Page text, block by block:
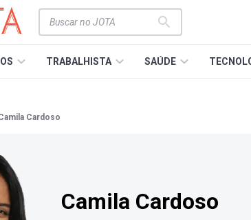
TRABALHISTA SAÚDE
Cardoso
Camila Cardoso